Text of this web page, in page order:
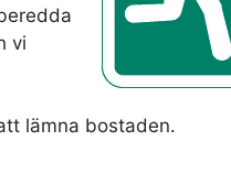
vi
lämna bostaden.